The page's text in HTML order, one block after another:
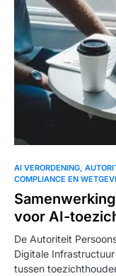
AI VERORDENING
COMPLIANCE EN
voor AI-
De Autoriteit
Digitale
tussen